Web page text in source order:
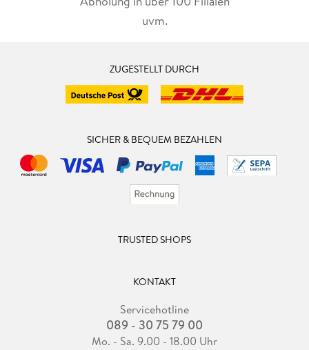
uvm.
ZUGESTELLT DURCH
SICHER & BEQUEM BEZAHLEN
TRUSTED SHOPS
KONTAKT
Servicehotline
089 - 30 75 79 00
Mo. - Sa. 9.00 - 18.00 Uhr